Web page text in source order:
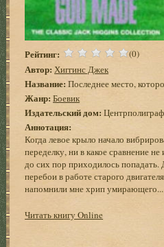
Рейтинг: (0)
Автор: Хиггинс Джек
Название: Последнее место,
Жанр: Боевик
Издательский дом: Центрполиграф
Аннотация:
Когда левое крыло начало
переделку, ни в какое сравнение
до сих пор приходилось попадать.
перебои в работе старого
напомнили мне хрип
Читать книгу Online